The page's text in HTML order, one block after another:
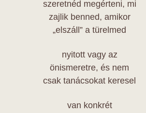
szeretnéd megérteni, mi
zajlik benned, amikor
„elszáll” a türelmed
nyitott vagy az
önismeretre, és nem
csak tanácsokat keresel
van konkrét